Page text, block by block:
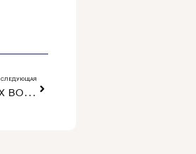
СЛЕДУЮЩАЯ
Авторский семинар проведен для старших воспитателей МДОУ и заместителей директоров МБОУ